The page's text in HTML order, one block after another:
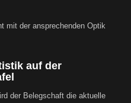
mit der ansprechenden Optik
auf der
der Belegschaft die aktuelle